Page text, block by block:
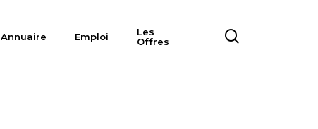
Annuaire Emploi
Les
Offres